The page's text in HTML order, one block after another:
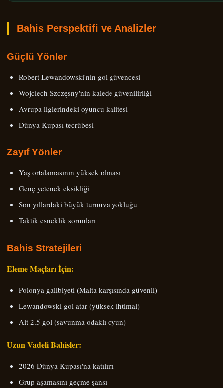
Bahis Perspektifi ve Analizler
Güçlü Yönler
Robert Lewandowski'nin gol güvencesi
Wojciech Szczęsny'nin kalede güvenilirliği
Avrupa liglerindeki oyuncu kalitesi
Dünya Kupası tecrübesi
Zayıf Yönler
Yaş ortalamasının yüksek olması
Genç yetenek eksikliği
Son yıllardaki büyük turnuva yokluğu
Taktik esneklik sorunları
Bahis Stratejileri
Eleme Maçları İçin:
Polonya galibiyeti (Malta karşısında güvenli)
Lewandowski gol atar (yüksek ihtimal)
Alt 2.5 gol (savunma odaklı oyun)
Uzun Vadeli Bahisler:
2026 Dünya Kupası'na katılım
Grup aşamasını geçme şansı